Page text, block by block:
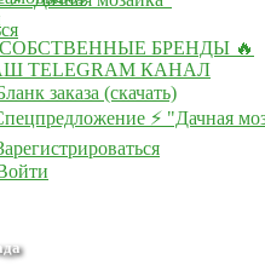
БРЕНДЫ 🔥
TELEGRAM КАНАЛ
заказа (скачать)
⚡ "Дачная